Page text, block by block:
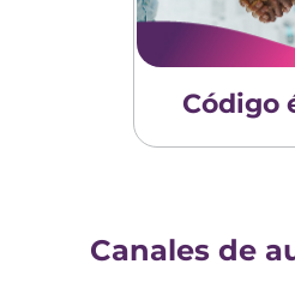
Código
Canales de